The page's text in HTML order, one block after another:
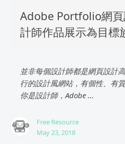
Adobe Portfolio網
計師作品展示為目標
並非每個設計師都是網頁設計
行的設計風網站，有個性、有
你是設計師，Adobe ...
Free Resource
May 23, 2018